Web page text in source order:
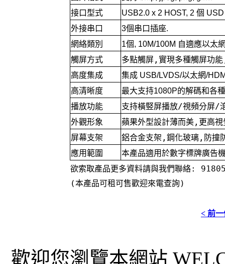
接口型式 USB2.0 x 2 HOST, 2個
外接串口 3個串口插座.
網絡類別 1個, 10M/100M 自適應以太
觸屏方式
多點觸屏,實現多種觸屏功
高度集成
集成 USB/LVDS/以太網/
高清晰度 最大支持1080P的解碼和各
播放功能
支持橫竪屏播放/視頻分屏/
外觀形象
蘋果外型設計薄而美,更高
屏幕支架
鋁合金支架,鋼化玻璃,防撞
應用範圍
本產品適用於數字標牌廣告
欲索取產品更多資料請與我們聯絡:
(本產品可租可售歡迎來電查詢)
< 前一
歡迎您瀏覽本網站